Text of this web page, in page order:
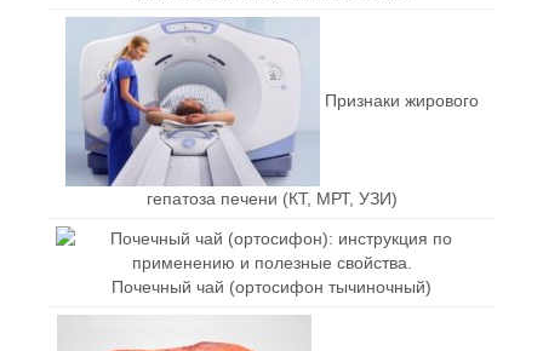
Признаки жирового
гепатоза печени (КТ, МРТ, УЗИ)
Почечный чай (ортосифон тычиночный)